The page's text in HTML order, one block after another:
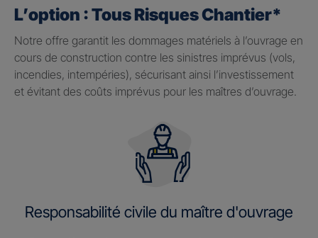
L’option : Tous Risques Chantier*
Notre offre garantit les dommages matériels à l’ouvrage en
cours de construction contre les sinistres imprévus (vols,
incendies, intempéries), sécurisant ainsi l’investissement
et évitant des coûts imprévus pour les maîtres d’ouvrage.
Responsabilité civile du maître d'ouvrage